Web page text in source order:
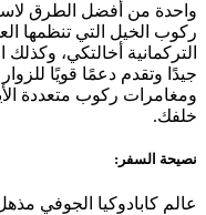
واحدة من أفضل الطرق
ركوب الخيل التي تنظمها
التركمانية أخالتكي،
جيدًا وتقدم دعمًا قويًا
ومغامرات ركوب متعددة
خلفك.
نصيحة السفر:
عالم كابادوكيا الجوفي